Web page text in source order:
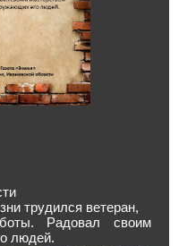
трудился ветеран,
Радовал своим
людей.